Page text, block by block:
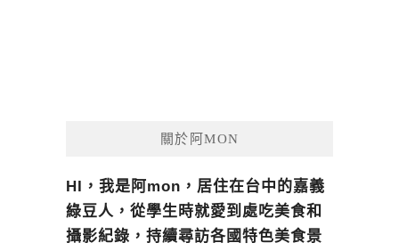
關於阿MON
HI，我是阿mon，居住在台中的嘉義
綠豆人，從學生時就愛到處吃美食和
攝影紀錄，持續尋訪各國特色美食景